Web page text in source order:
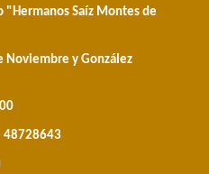
"Hermanos Saíz Montes de
Noviembre y González
48728643